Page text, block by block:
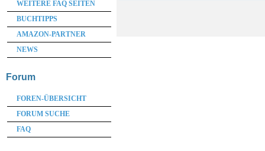
WEITERE FAQ SEITEN
BUCHTIPPS
AMAZON-PARTNER
NEWS
Forum
FOREN-ÜBERSICHT
FORUM SUCHE
FAQ